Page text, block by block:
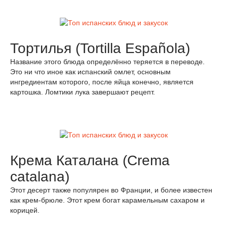
Тортилья (Tortilla Española)
Название этого блюда определённо теряется в переводе.
Это ни что иное как испанский омлет, основным
ингредиентам которого, после яйца конечно, является
картошка. Ломтики лука завершают рецепт.
Крема Каталана (Crema
catalana)
Этот десерт также популярен во Франции, и более известен
как крем-брюле. Этот крем богат карамельным сахаром и
корицей.